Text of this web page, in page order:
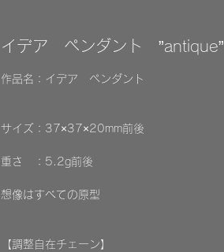
イデア ペンダント ”antique”
作品名：イデア ペンダント
サイズ：37×37×20mm前後
重さ ：5.2g前後
想像はすべての原型
【調整自在チェーン】